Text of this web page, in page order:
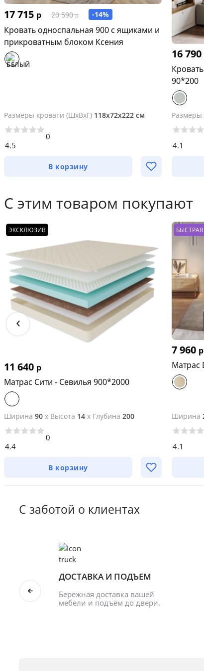
17 715 р 20 590 р -14%
Кровать односпальная 900 с ящиками и
прикроватным блоком Ксения
Размеры кровати (ШхВхГ) 118х72х222 см
4.5
0
В корзину
16 790
90*200
Размеры
4.1
С этим товаром покупают
ЭКСКЛЮЗИВ
11 640 р
Матрас Сити - Севилья 900*2000
Ширина 90 x Высота 14 x Глубина 200
4.4
0
В корзину
7 960 р
Матрас
Ширина
4.1
‹
С заботой о клиентах
ДОСТАВКА И ПОДЪЕМ
Бережная доставка вашей
мебели и подъём до двери.